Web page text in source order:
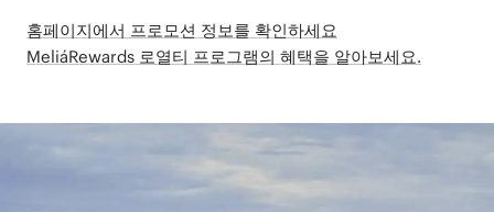
홈페이지에서 프로모션 정보를 확인하세요
MeliáRewards 로열티 프로그램의 혜택을 알아보세요.